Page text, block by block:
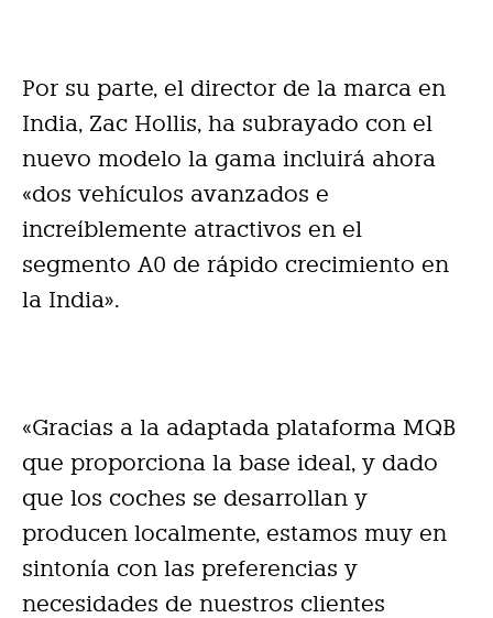
Por su parte, el director de la marca en
India, Zac Hollis, ha subrayado con el
nuevo modelo la gama incluirá ahora
«dos vehículos avanzados e
increíblemente atractivos en el
segmento A0 de rápido crecimiento en
la India».
«Gracias a la adaptada plataforma MQB
que proporciona la base ideal, y dado
que los coches se desarrollan y
producen localmente, estamos muy en
sintonía con las preferencias y
necesidades de nuestros clientes